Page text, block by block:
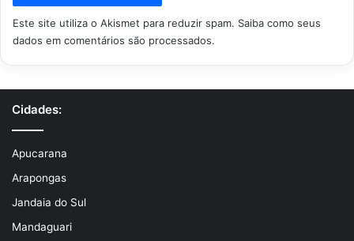
Este site utiliza o Akismet para reduzir spam. Saiba como seus
dados em comentários são processados.
Cidades:
Apucarana
Arapongas
Jandaia do Sul
Mandaguari